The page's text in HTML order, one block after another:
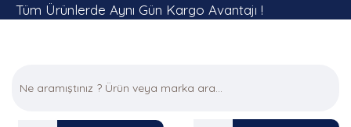
Tüm Ürünlerde Aynı Gün Kargo Avantajı !